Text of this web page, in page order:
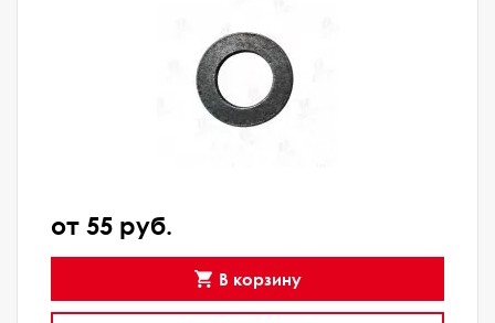
от 55 руб.
В корзину